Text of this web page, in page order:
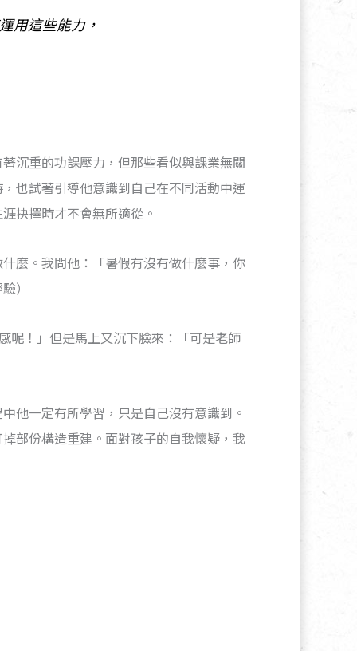
用這些能力，
沉重的功課壓力，但那些看似與課業無關
也試著引導他意識到自己在不同活動中運
抉擇時才不會無所適從。
麼。我問他：「暑假有沒有做什麼事，你
）
呢！」但是馬上又沉下臉來：「可是老師
他一定有所學習，只是自己沒有意識到。
部份構造重建。面對孩子的自我懷疑，我